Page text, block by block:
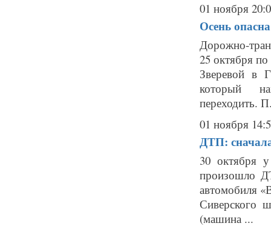
01 ноября
Осень
Дорожно-
25 октября
Зверевой в
который
переходить.
01 ноября
ДТП:
30 октября
произошло
автомобиля
Сиверского
(машина ...